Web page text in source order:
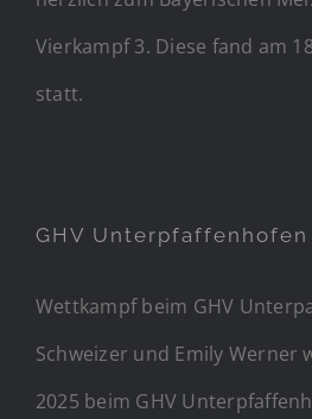
Vierkampf 3. Diese fand am
statt.
GHV Unterpfaffenhofen
Wettkampf beim GHV
Schweizer und Emily Werner
2025 beim GHV